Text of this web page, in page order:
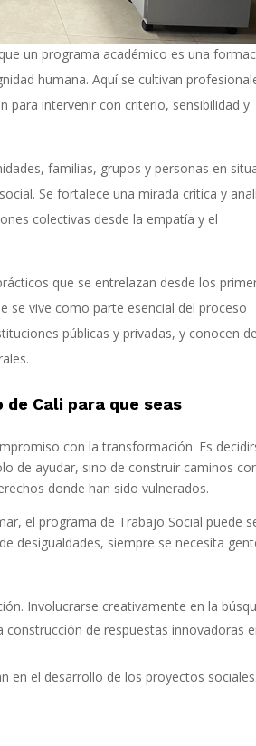
un programa académico es una
humana. Aquí se cultivan
para intervenir con criterio, sensibilidad y
familias, grupos y personas en
Se fortalece una mirada crítica y
colectivas desde la empatía y el
que se entrelazan desde los
se vive como parte esencial del proceso
públicas y privadas, y conocen
Cali para que seas
con la transformación. Es
de ayudar, sino de construir caminos
donde han sido vulnerados.
el programa de Trabajo Social puede
desigualdades, siempre se necesita
Involucrarse creativamente en la
de respuestas innovadoras
en el desarrollo de los proyectos